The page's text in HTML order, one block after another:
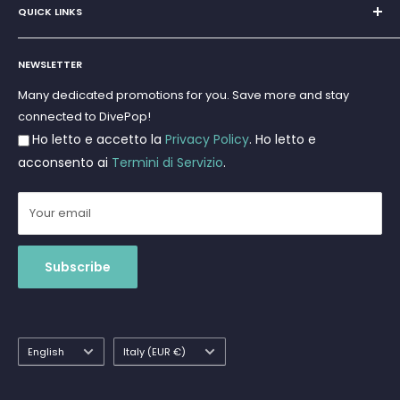
Super Offer
Brands
Scuba diving
Freediving and Spearfishing
Gift Cards
QUICK LINKS
Search
Terms and Conditions
Privacy Policy
Returns and Refunds
Shipments
NEWSLETTER
Many dedicated promotions for you. Save more and stay
connected to DivePop!
Ho letto e accetto la Privacy Policy. Ho letto e
acconsento ai Termini di Servizio.
Your email
Subscribe
Language
English Country/region
Italy (EUR €)